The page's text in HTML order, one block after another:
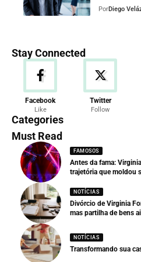
PorDiego
Stay Connected
Facebook
Like
Twitter
Follow
Categories
Must Read
FAMOSOS
Antes da fama:
trajetória que moldou
NOTÍCIAS
Divórcio de Virginia
mas partilha de bens
NOTÍCIAS
Transformando sua